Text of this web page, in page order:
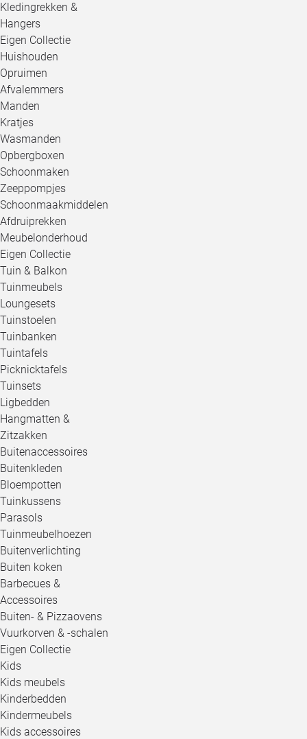
Kledingrekken &
Hangers
Eigen Collectie
Huishouden
Opruimen
Afvalemmers
Manden
Kratjes
Wasmanden
Opbergboxen
Schoonmaken
Zeeppompjes
Schoonmaakmiddelen
Afdruiprekken
Meubelonderhoud
Eigen Collectie
Tuin & Balkon
Tuinmeubels
Loungesets
Tuinstoelen
Tuinbanken
Tuintafels
Picknicktafels
Tuinsets
Ligbedden
Hangmatten &
Zitzakken
Buitenaccessoires
Buitenkleden
Bloempotten
Tuinkussens
Parasols
Tuinmeubelhoezen
Buitenverlichting
Buiten koken
Barbecues &
Accessoires
Buiten- & Pizzaovens
Vuurkorven & -schalen
Eigen Collectie
Kids
Kids meubels
Kinderbedden
Kindermeubels
Kids accessoires